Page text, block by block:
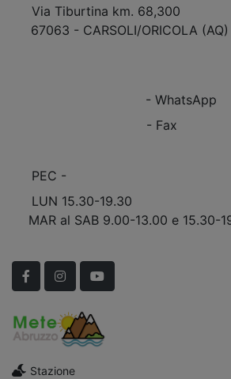
Via Tiburtina km. 68,300
67063 - CARSOLI/ORICOLA (AQ)
- WhatsApp
- Fax
PEC -
LUN 15.30-19.30
MAR al SAB 9.00-13.00 e 15.30-
FacebookInstagramYouTube
Stazione